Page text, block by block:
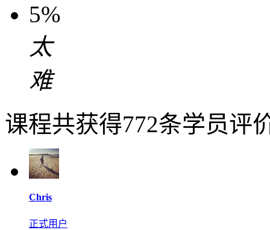
5%
太
难
课程共获得772条学员评
Chris
正式用户